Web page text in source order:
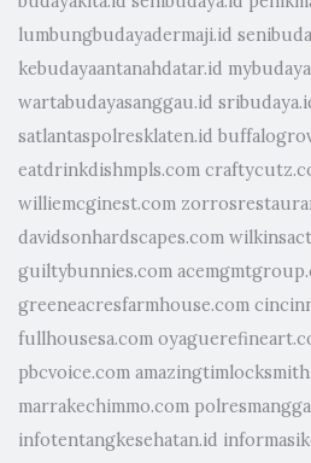
lumbungbudayadermaji.id
kebudayaantanahdatar.id
wartabudayasanggau.id
satlantaspolresklaten.id
eatdrinkdishmpls.com
williemcginest.com
davidsonhardscapes.com
guiltybunnies.com
greeneacresfarmhouse.com
fullhousesa.com
pbcvoice.com
marrakechimmo.com
infotentangkesehatan.id